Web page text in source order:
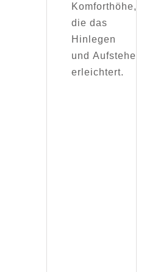
Komforthöhe,
die das
Hinlegen
und Aufstehen
erleichtert.